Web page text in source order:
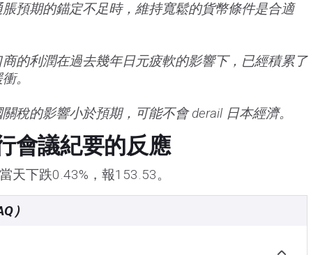
預期的錨定不足時，維持寬鬆的貨幣條件是合適
的利潤在過去幾年日元疲軟的影響下，已經積累了
。
稅的影響小於預期，可能不會 derail 日本經濟。
會議紀要的反應
天下跌0.43%，報153.53。
）